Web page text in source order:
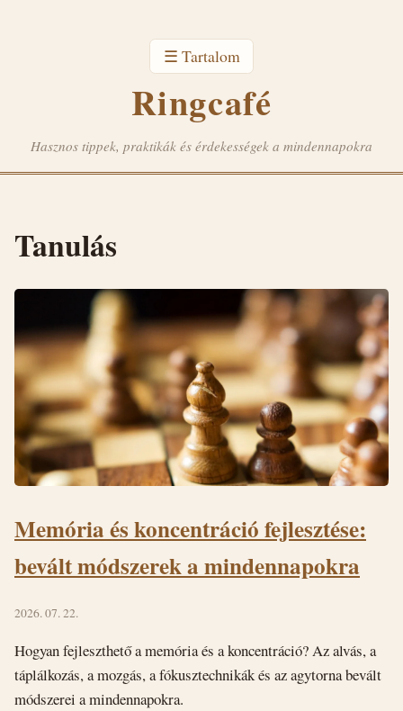
☰ Tartalom
Ringcafé
Hasznos tippek, praktikák és érdekességek a mindennapokra
Tanulás
Memória és koncentráció fejlesztése:
bevált módszerek a mindennapokra
2026. 07. 22.
Hogyan fejleszthető a memória és a koncentráció? Az alvás, a
táplálkozás, a mozgás, a fókusztechnikák és az agytorna bevált
módszerei a mindennapokra.